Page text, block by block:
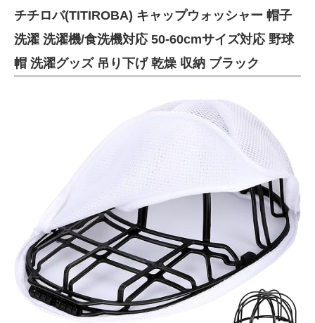
チチロバ(TITIROBA) キャップウォッシャー 帽子
洗濯 洗濯機/食洗機対応 50-60cmサイズ対応 野球
帽 洗濯グッズ 吊り下げ 乾燥 収納 ブラック